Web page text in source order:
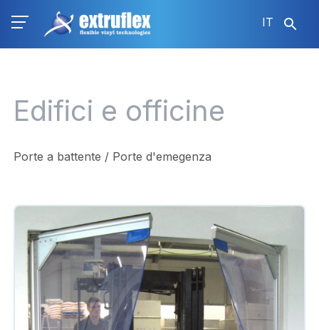
IT
Edifici e officine
Porte a battente / Porte d'emegenza